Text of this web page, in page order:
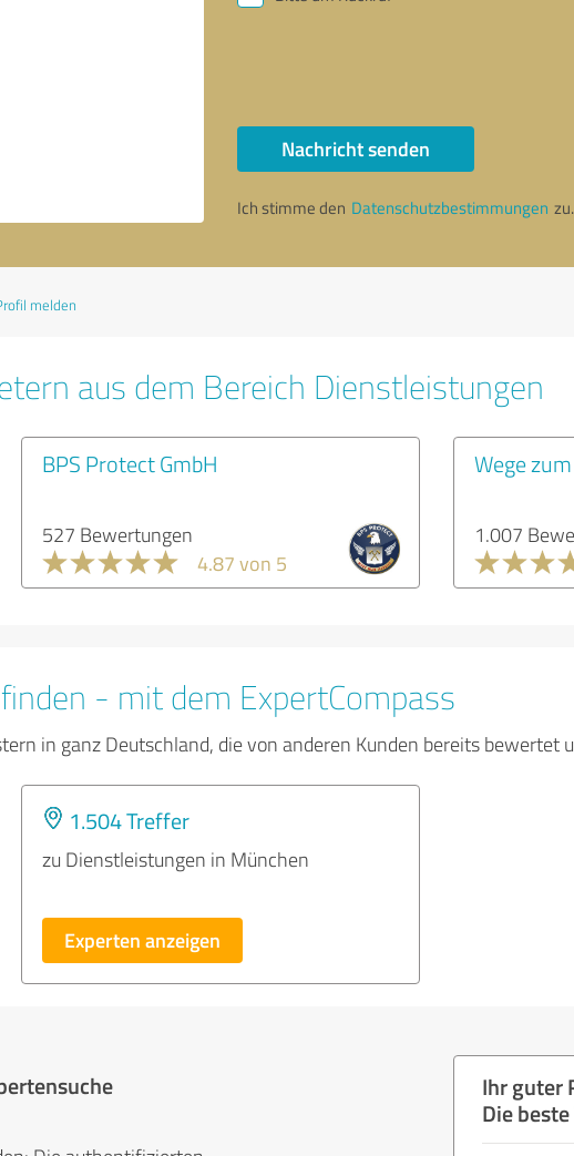
Nachricht senden
Ich stimme den Datenschutzbestimmungen zu.
melden
aus dem Bereich Dienstleistungen
BPS Protect GmbH
527 Bewertungen
4.87 von 5
Wege
1.007
- mit dem ExpertCompass
in ganz Deutschland, die von anderen Kunden bereits bewertet
1.504 Treffer
zu Dienstleistungen in München
Experten anzeigen
Ihr guter
Die